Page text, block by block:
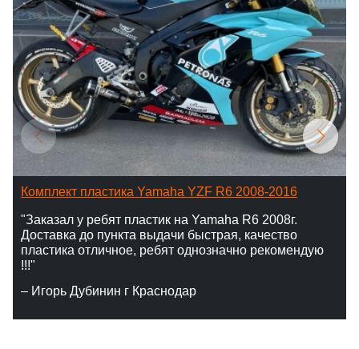
Комплект пластика Yamaha YZF R6 2008-2016
"Заказал у ребят пластик на Yamaha R6 2008г.
Доставка до пункта выдачи быстрая, качество
пластика отличное, ребят однозначно рекомендую
!!!"
– Игорь Дубинин г Краснодар